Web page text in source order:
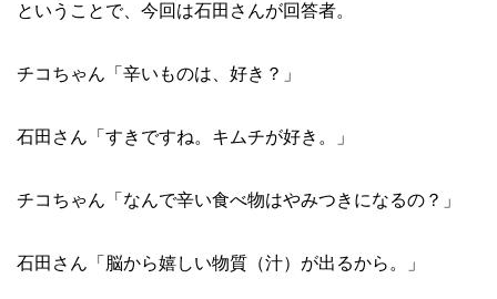
ということで、今回は石田さんが回答者。
チコちゃん「辛いものは、好き？」
石田さん「すきですね。キムチが好き。」
チコちゃん「なんで辛い食べ物はやみつきになるの？」
石田さん「脳から嬉しい物質（汁）が出るから。」